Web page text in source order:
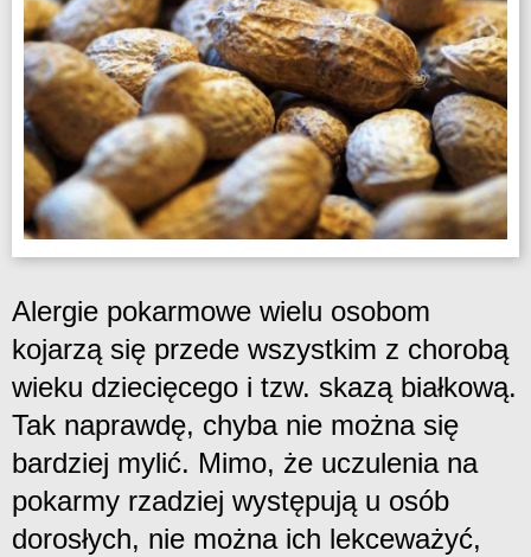
Alergie pokarmowe wielu osobom
kojarzą się przede wszystkim z chorobą
wieku dziecięcego i tzw. skazą białkową.
Tak naprawdę, chyba nie można się
bardziej mylić. Mimo, że uczulenia na
pokarmy rzadziej występują u osób
dorosłych, nie można ich lekceważyć,